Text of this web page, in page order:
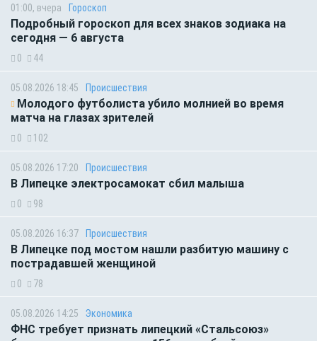
01:00, вчера Гороскоп
Подробный гороскоп для всех знаков зодиака на
сегодня — 6 августа
0 44
05.08.2026 18:45 Происшествия
Молодого футболиста убило молнией во время
матча на глазах зрителей
0 102
05.08.2026 17:20 Происшествия
В Липецке электросамокат сбил малыша
0 98
05.08.2026 16:37 Происшествия
В Липецке под мостом нашли разбитую машину с
пострадавшей женщиной
0 78
05.08.2026 14:25 Экономика
ФНС требует признать липецкий «Стальсоюз»